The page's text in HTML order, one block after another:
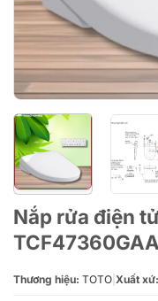
Nắp rửa điện
TCF47360GAA
Thương hiệu: TOTO Xuất xứ: